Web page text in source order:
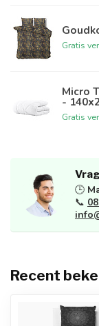
Gratis
Micro
-
Gratis
🕒
📞
Recent